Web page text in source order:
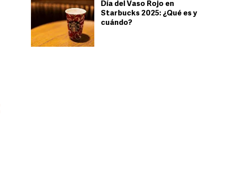
Día del Vaso Rojo en
Starbucks 2025: ¿Qué es y
cuándo?